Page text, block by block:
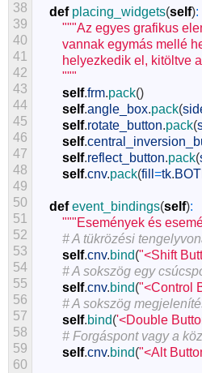
38
39
40
41
42
43
44
45
46
47
48
49
50
51
52
53
54
55
56
57
58
59
60
def placing_widgets(self):
"""Az egyes grafikus
vannak egymás mellé
helyezkedik el, kitöltve a
"""
self.frm.pack()
self.angle_box.pack(
self.rotate_button.pack(
self.
self.reflect_button.pack(
self.cnv.pack(fill =tk.
def event_bindings(self):
"""Események és
# A tükrözési
self.cnv.bind("<Shift
# A sokszög egy
self.cnv.bind("<Control
# A sokszög
self.bind('<Double
# Forgáspont vagy a
self.cnv.bind("<Alt